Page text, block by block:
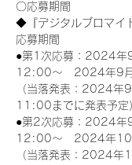
〇応募期間
◆『デジタルブロマイ
応募期間
●第1次応募：2024年
12:00～　2024年9
（当落発表：2024年
11:00までに発表予定
●第2次応募：2024年
12:00～　2024年
（当落発表：2024年